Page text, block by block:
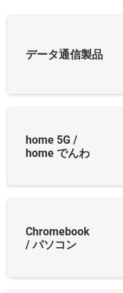
データ通信製品
home 5G /
home でんわ
Chromebook
/ パソコン